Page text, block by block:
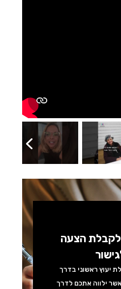
הצעה
יעוץ ראשוני בדרך
ילווה אתכם לדרך